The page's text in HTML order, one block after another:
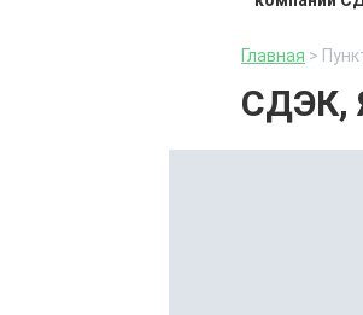
Главная >
СДЭК,